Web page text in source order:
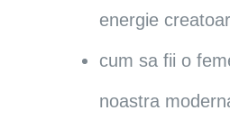
energie
cum sa fii o
noastra